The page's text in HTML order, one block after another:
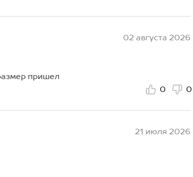
02 августа 2026
пришел
0
0
21 июля 2026